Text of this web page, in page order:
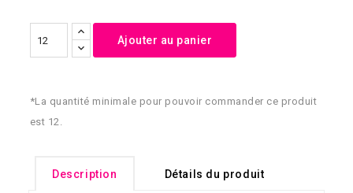
Ajouter au panier
*La quantité minimale pour pouvoir commander ce produit
est 12.
Description Détails du produit